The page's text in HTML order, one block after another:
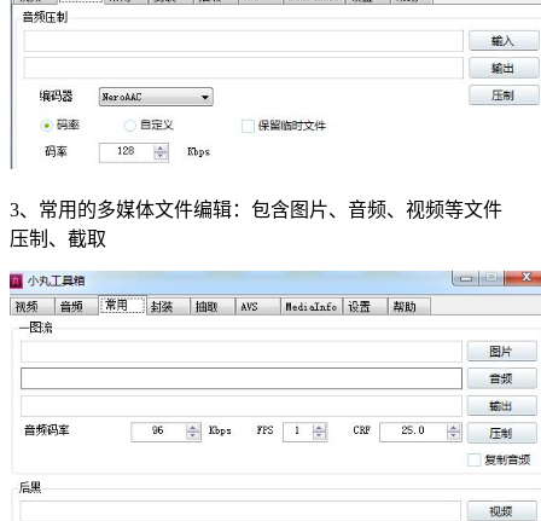
3、常用的多媒体文件编辑：包含图片、音频、视频等文件
压制、截取